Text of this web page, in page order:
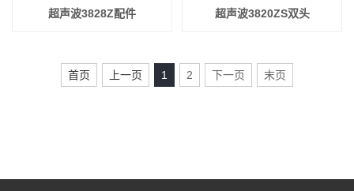
超声波3828Z配件 超声波3820ZS双头
首页 上一页 1 2 下一页 末页